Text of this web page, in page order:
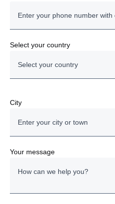
Select your country
Select your country
City
Your message